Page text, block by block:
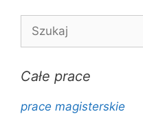
Szukaj
Całe prace
prace magisterskie